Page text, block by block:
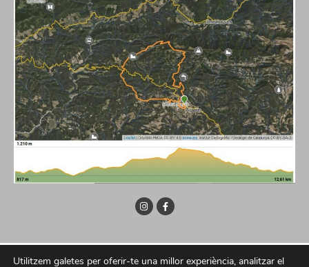
Utilitzem galetes per oferir-te una millor experiència, analitzar el